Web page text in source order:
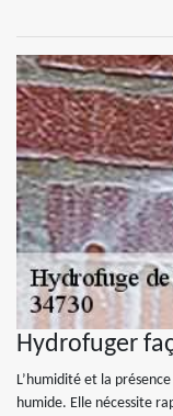
Hydrofuger
L’humidité et la
humide. Elle nécessite